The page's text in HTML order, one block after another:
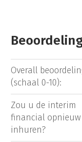
Overall
(schaal 0-10):
Zou u de interim
financial opnieuw
inhuren?